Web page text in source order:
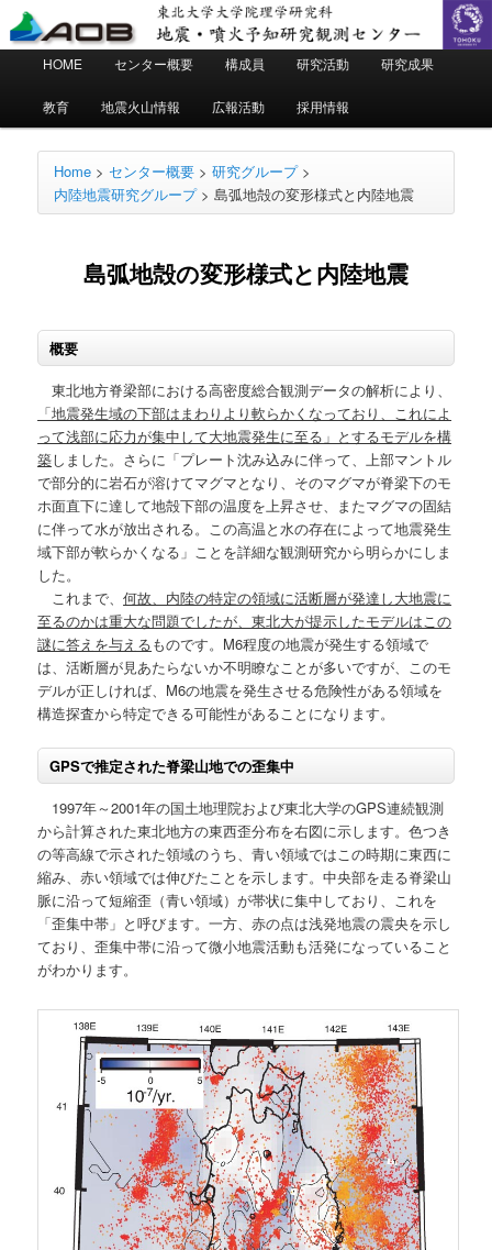
地震・噴火予知研究観測センター
東北大学 大学院理学研究科
メ
メ
イ
コ
ン
ツ
へ
移
動
サ
ブ
ン
ツ
へ
移
動
HOME センター概要 構成員 研究活動 研究成果
教育 地震火山情報 広報活動 採用情報
Home > センター概要 >研究グループ>
内陸地震研究グループ>島弧地殻の変形様式と内陸地震
島弧地殻の変形様式と内陸地震
概要
東北地方脊梁部における高密度総合観測データの解析により、
「地震発生域の下部はまわりより軟らかくなっており、これによ
って浅部に応力が集中して大地震発生に至る」とするモデルを構
築しました。さらに「プレート沈み込みに伴って、上部マントル
で部分的に岩石が溶けてマグマとなり、そのマグマが脊梁下のモ
ホ面直下に達して地殻下部の温度を上昇させ、またマグマの固結
に伴って水が放出される。この高温と水の存在によって地震発生
域下部が軟らかくなる」ことを詳細な観測研究から明らかにしま
した。
これまで、何故、内陸の特定の領域に活断層が発達し大地震に
至るのかは重大な問題でしたが、東北大が提示したモデルはこの
謎に答えを与えるものです。M6程度の地震が発生する領域で
は、活断層が見あたらないか不明瞭なことが多いですが、このモ
デルが正しければ、M6の地震を発生させる危険性がある領域を
構造探査から特定できる可能性があることになります。
GPSで推定された脊梁山地での歪集中
1997年～2001年の国土地理院および東北大学のGPS連続観測
から計算された東北地方の東西歪分布を右図に示します。色つき
の等高線で示された領域のうち、青い領域ではこの時期に東西に
縮み、赤い領域では伸びたことを示します。中央部を走る脊梁山
脈に沿って短縮歪（青い領域）が帯状に集中しており、これを
「歪集中帯」と呼びます。一方、赤の点は浅発地震の震央を示し
ており、歪集中帯に沿って微小地震活動も活発になっていること
がわかります。